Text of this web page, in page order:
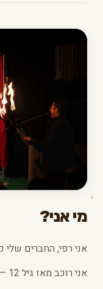
מי אני?
אני רפי, החברים שלי
אני רוכב מאז גיל 12 — 40+ שנים על גלגל אחד.